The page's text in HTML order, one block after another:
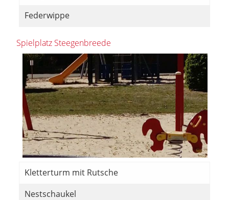
Federwippe
Spielplatz Steegenbreede
Kletterturm mit Rutsche
Nestschaukel